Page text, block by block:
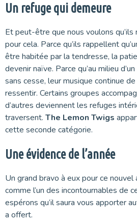
Un refuge qui demeure
Et peut-être que nous voulons
pour cela. Parce qu’ils rappellent
être habitée par la tendresse, la
devenir naïve. Parce qu’au milieu
sans cesse, leur musique continue
ressentir. Certains groupes
d’autres deviennent les refuges
traversent. The Lemon Twigs
cette seconde catégorie.
Une évidence de l’année
Un grand bravo à eux pour ce nouvel
comme l’un des incontournables de
espérons qu’il saura vous apporter
a offert.